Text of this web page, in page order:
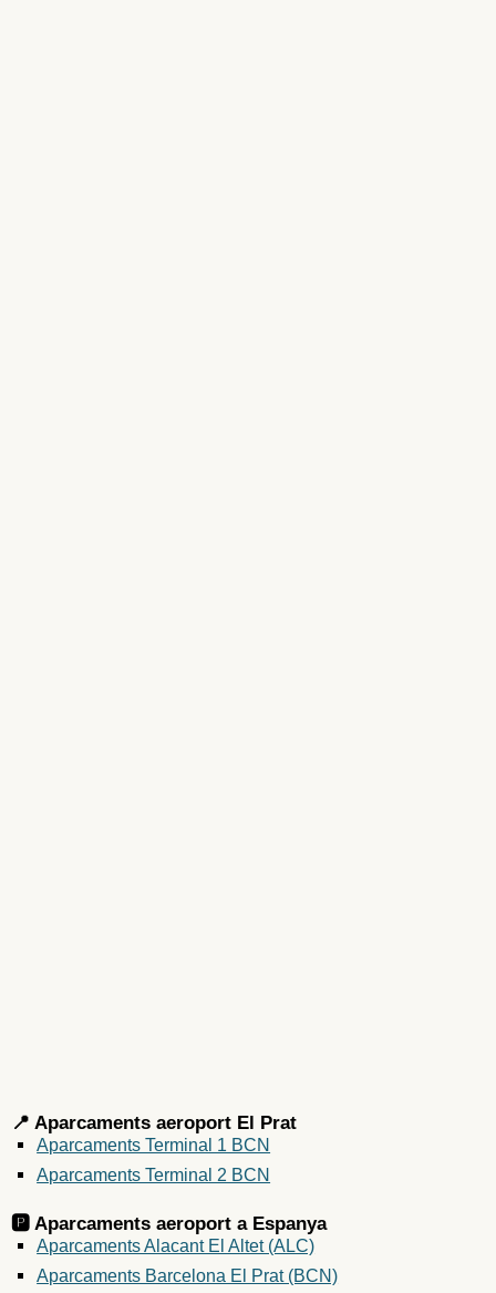
📍 Aparcaments aeroport El Prat
Aparcaments Terminal 1 BCN
Aparcaments Terminal 2 BCN
🅿️ Aparcaments aeroport a Espanya
Aparcaments Alacant El Altet (ALC)
Aparcaments Barcelona El Prat (BCN)